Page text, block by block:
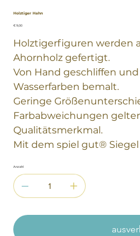
Holztiger Hahn
Preis
€ 9,00
Holztigerfiguren werden
Ahornholz gefertigt.
Von Hand geschliffen
Wasserfarben bemalt.
Geringe
Farbabweichungen
Qualitätsmerkmal.
Mit dem spiel gut®
Anzahl